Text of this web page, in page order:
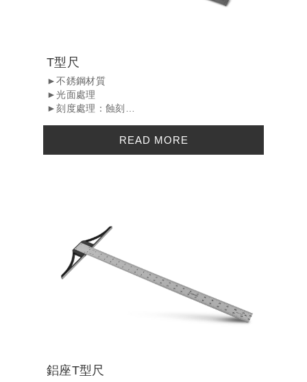
T型尺
►不銹鋼材質
►光面處理
►刻度處理：蝕刻
►Surface treatment : Polished finish
READ MORE
鋁座T型尺